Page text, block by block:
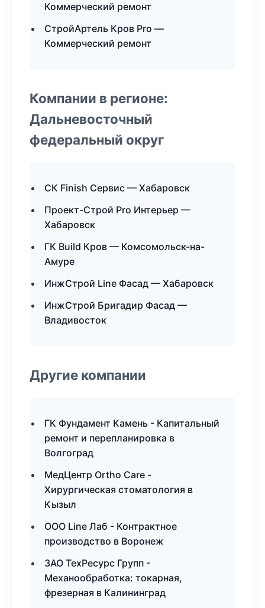
Коммерческий ремонт
СтройАртель Кров Pro —
Коммерческий ремонт
Компании в регионе:
Дальневосточный
федеральный округ
СК Finish Сервис — Хабаровск
Проект-Строй Pro Интерьер —
Хабаровск
ГК Build Кров — Комсомольск-на-
Амуре
ИнжСтрой Line Фасад — Хабаровск
ИнжСтрой Бригадир Фасад —
Владивосток
Другие компании
ГК Фундамент Камень - Капитальный
ремонт и перепланировка в
Волгоград
МедЦентр Ortho Care -
Хирургическая стоматология в
Кызыл
ООО Line Лаб - Контрактное
производство в Воронеж
ЗАО ТехРесурс Групп -
Механообработка: токарная,
фрезерная в Калининград